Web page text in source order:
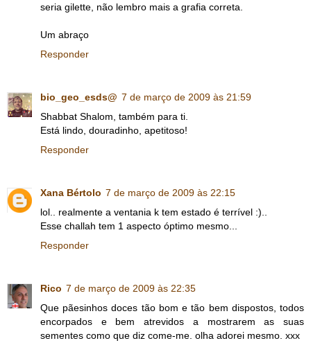
seria gilette, não lembro mais a grafia correta.
Um abraço
Responder
bio_geo_esds@ 7 de março de 2009 às 21:59
Shabbat Shalom, também para ti.
Está lindo, douradinho, apetitoso!
Responder
Xana Bértolo 7 de março de 2009 às 22:15
lol.. realmente a ventania k tem estado é terrível :)..
Esse challah tem 1 aspecto óptimo mesmo...
Responder
Rico 7 de março de 2009 às 22:35
Que pãesinhos doces tão bom e tão bem dispostos, todos
encorpados e bem atrevidos a mostrarem as suas
sementes como que diz come-me. olha adorei mesmo. xxx